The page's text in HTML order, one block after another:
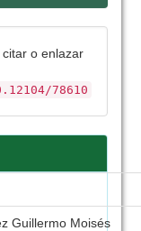
o enlazar
78610
Guillermo Moisés